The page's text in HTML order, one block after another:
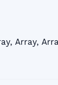
, Array,